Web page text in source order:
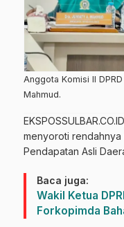
Anggota Komisi II
Mahmud.
menyoroti
Pendapatan Asli
Baca juga:
Wakil Ketua
Forkopimda